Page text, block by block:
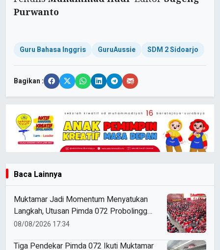
Purwanto
Guru Bahasa Inggris GuruAussie SDM 2 Sidoarjo
Bagikan :
Baca Lainnya
Muktamar Jadi Momentum Menyatukan
Langkah, Utusan Pimda 072 Probolinggo
Bawa Harapan untuk Tapak Suci
08/08/2026 17:34
Tiga Pendekar Pimda 072 Ikuti Muktamar